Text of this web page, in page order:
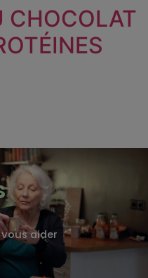
CHOCOLAT
aider